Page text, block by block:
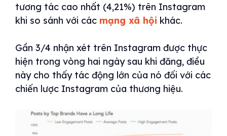
tương tác cao nhất (4,21%) trên Instagram
khi so sánh với các mạng xã hội khác.
Gần 3/4 nhận xét trên Instagram được thực
hiện trong vòng hai ngày sau khi đăng, điều
này cho thấy tác động lớn của nó đối với các
chiến lược Instagram của thương hiệu.